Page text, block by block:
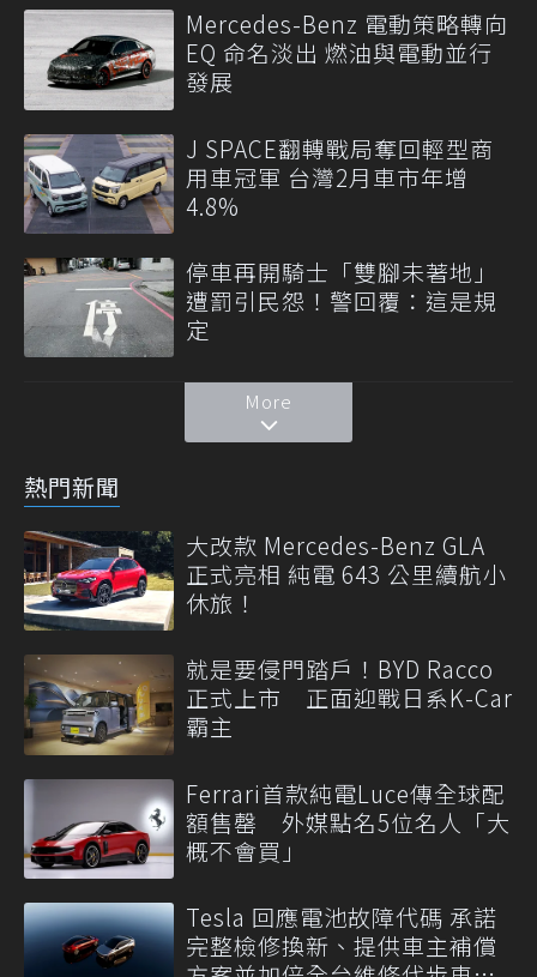
Mercedes-Benz 電動策略轉向
EQ 命名淡出 燃油與電動並行
發展
J SPACE翻轉戰局奪回輕型商
用車冠軍 台灣2月車市年增
4.8%
停車再開騎士「雙腳未著地」
遭罰引民怨！警回覆：這是規
定
More
熱門新聞
大改款 Mercedes-Benz GLA
正式亮相 純電 643 公里續航小
休旅！
就是要侵門踏戶！BYD Racco
正式上市 正面迎戰日系K-Car
霸主
Ferrari首款純電Luce傳全球配
額售罄 外媒點名5位名人「大
概不會買」
Tesla 回應電池故障代碼 承諾
完整檢修換新、提供車主補償